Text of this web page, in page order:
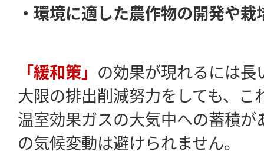
・環境に適した農作物の開発や
「緩和策」 の効果が現れるには
大限の排出削減努力をしても、こ
温室効果ガスの大気中への蓄積
の気候変動は避けられません。